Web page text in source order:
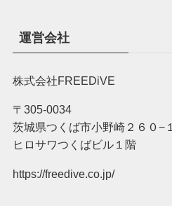
運営会社
株式会社FREEDiVE
〒305-0034
茨城県つくば市小野崎２６０−１
ヒロサワつくばビル１階
https://freedive.co.jp/